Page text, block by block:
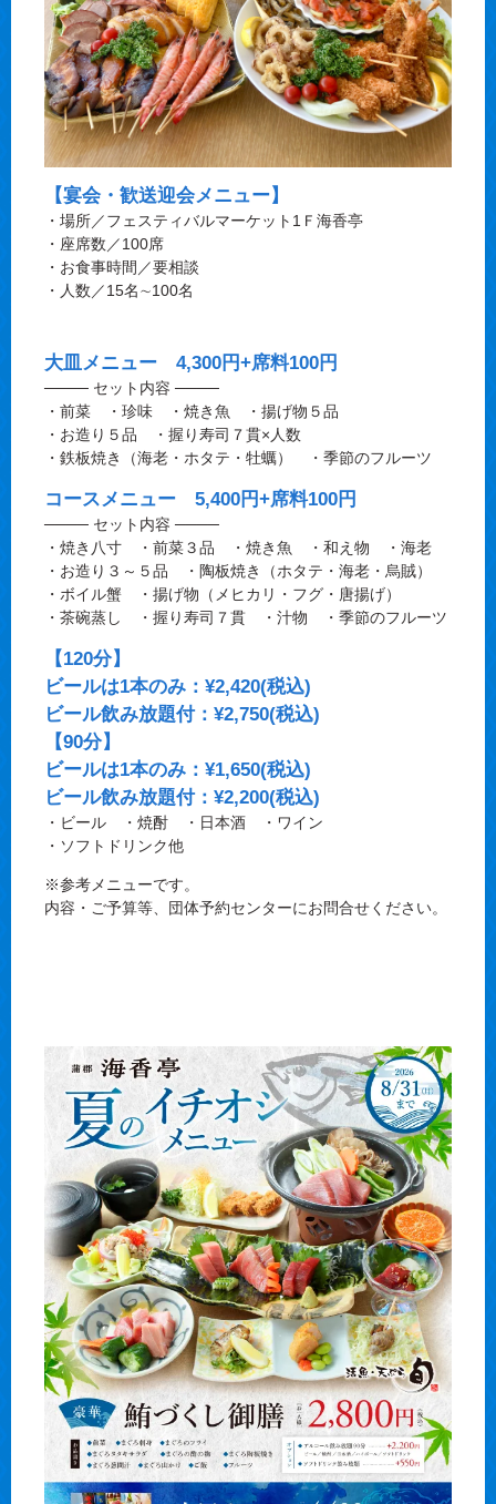
【宴会・歓送迎会メニュー】
・場所／フェスティバルマーケット1Ｆ海香亭
・座席数／100席
・お食事時間／要相談
・人数／15名∼100名
大皿メニュー 4,300円+席料100円
──── セット内容 ────
・前菜 ・珍味 ・焼き魚 ・揚げ物５品
・お造り５品 ・握り寿司７貫×人数
・鉄板焼き（海老・ホタテ・牡蠣） ・季節のフルーツ
コースメニュー 5,400円+席料100円
──── セット内容 ────
・焼き八寸 ・前菜３品 ・焼き魚 ・和え物 ・海老
・お造り３～５品 ・陶板焼き（ホタテ・海老・烏賊）
・ボイル蟹 ・揚げ物（メヒカリ・フグ・唐揚げ）
・茶碗蒸し ・握り寿司７貫 ・汁物 ・季節のフルーツ
【120分】
ビールは1本のみ：¥2,420(税込)
ビール飲み放題付：¥2,750(税込)
【90分】
ビールは1本のみ：¥1,650(税込)
ビール飲み放題付：¥2,200(税込)
・ビール ・焼酎 ・日本酒 ・ワイン
・ソフトドリンク他
※参考メニューです。
内容・ご予算等、団体予約センターにお問合せください。